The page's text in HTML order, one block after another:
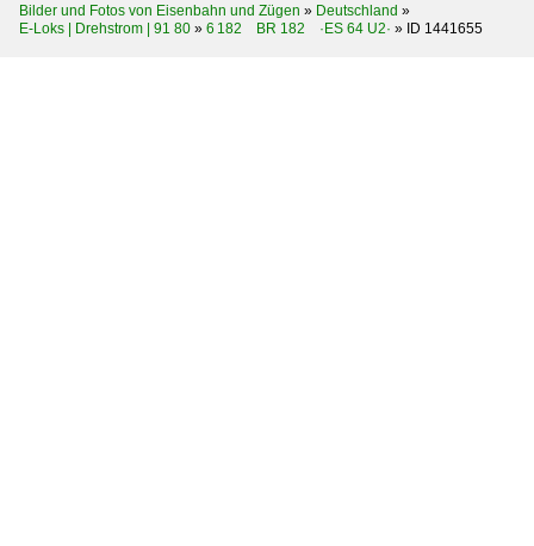
Bilder und Fotos von Eisenbahn und Zügen » Deutschland »
E-Loks | Drehstrom | 91 80 » 6 182 BR 182 ·ES 64 U2· » ID 1441655